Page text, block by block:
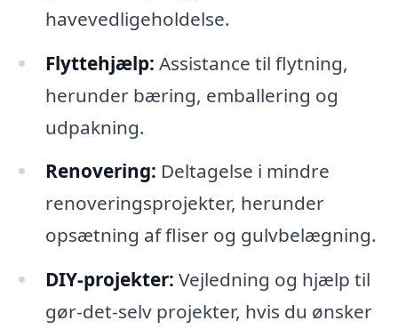
havevedligeholdelse.
Flyttehjælp: Assistance til flytning,
herunder bæring, emballering og
udpakning.
Renovering: Deltagelse i mindre
renoveringsprojekter, herunder
opsætning af fliser og gulvbelægning.
DIY-projekter: Vejledning og hjælp til
gør-det-selv projekter, hvis du ønsker